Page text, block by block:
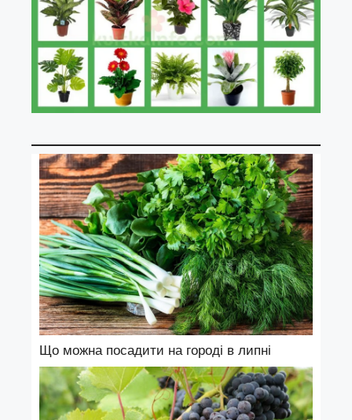
Що можна посадити на городі в липні